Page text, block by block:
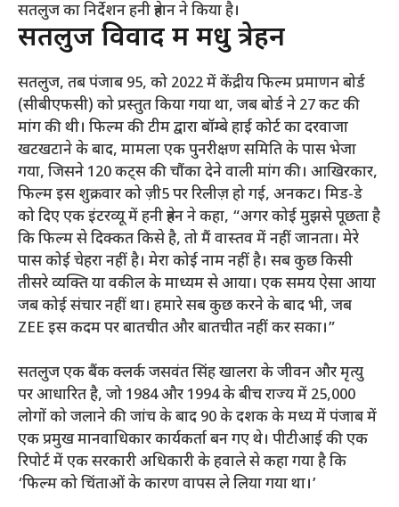
सतलुज का निर्देशन हनी त्रेहान ने किया है।
सतलुज विवाद में मधु त्रेहन
सतलुज, तब पंजाब 95, को 2022 में केंद्रीय फिल्म प्रमाणन बोर्ड
(सीबीएफसी) को प्रस्तुत किया गया था, जब बोर्ड ने 27 कट की
मांग की थी। फिल्म की टीम द्वारा बॉम्बे हाई कोर्ट का दरवाजा
खटखटाने के बाद, मामला एक पुनरीक्षण समिति के पास भेजा
गया, जिसने 120 कट्स की चौंका देने वाली मांग की। आखिरकार,
फिल्म इस शुक्रवार को ज़ी5 पर रिलीज़ हो गई, अनकट। मिड-डे
को दिए एक इंटरव्यू में हनी त्रेहन ने कहा, “अगर कोई मुझसे पूछता है
कि फिल्म से दिक्कत किसे है, तो मैं वास्तव में नहीं जानता। मेरे
पास कोई चेहरा नहीं है। मेरा कोई नाम नहीं है। सब कुछ किसी
तीसरे व्यक्ति या वकील के माध्यम से आया। एक समय ऐसा आया
जब कोई संचार नहीं था। हमारे सब कुछ करने के बाद भी, जब
ZEE इस कदम पर बातचीत और बातचीत नहीं कर सका।”
सतलुज एक बैंक क्लर्क जसवंत सिंह खालरा के जीवन और मृत्यु
पर आधारित है, जो 1984 और 1994 के बीच राज्य में 25,000
लोगों को जलाने की जांच के बाद 90 के दशक के मध्य में पंजाब में
एक प्रमुख मानवाधिकार कार्यकर्ता बन गए थे। पीटीआई की एक
रिपोर्ट में एक सरकारी अधिकारी के हवाले से कहा गया है कि
‘फिल्म को चिंताओं के कारण वापस ले लिया गया था।’